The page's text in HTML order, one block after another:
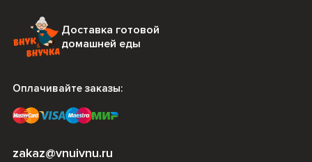
Доставка готовой
домашней еды
Оплачивайте заказы:
zakaz@vnuivnu.ru